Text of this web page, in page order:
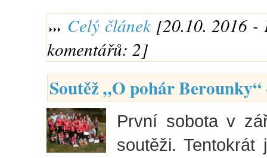
Celý článek[20.10. 2016 -
komentářů: 2]
Soutěž „O pohár Berounky“
První sobota v
soutěži. Tentokrát